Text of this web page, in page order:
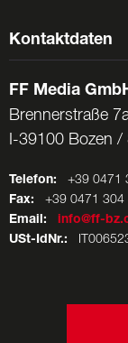
Kontaktdaten
FF Media
Brennerstraße
I-39100 Bozen /
Telefon: +39 0471
Fax: +39 0471 304
Email:
info@ff-
USt-IdNr.: